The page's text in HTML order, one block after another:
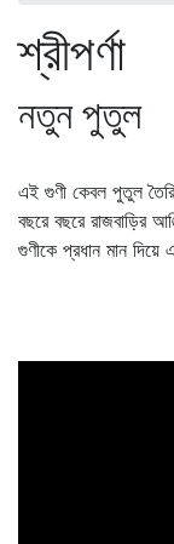
শ্রীপর্ণা
নতুন পুতুল
এই গুণী কেবল পুতুল
বছরে বছরে রাজবাড়ির
গুণীকে প্রধান মান দিয়ে